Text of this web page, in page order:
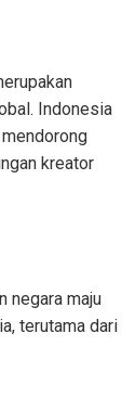
Indonesia
kreator
negara maju
terutama dari